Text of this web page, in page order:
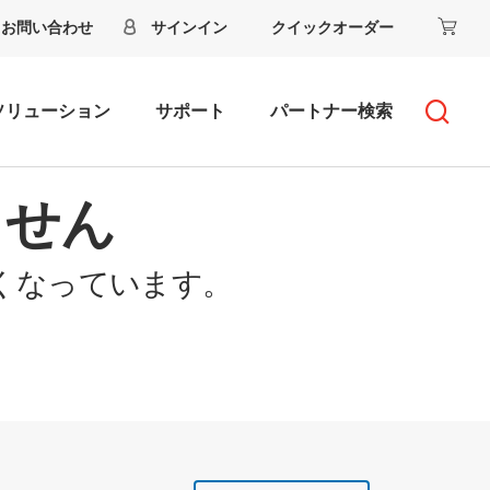
お問い合わせ サインイン クイックオーダー
リューション サポート パートナー検索
ん
っています。